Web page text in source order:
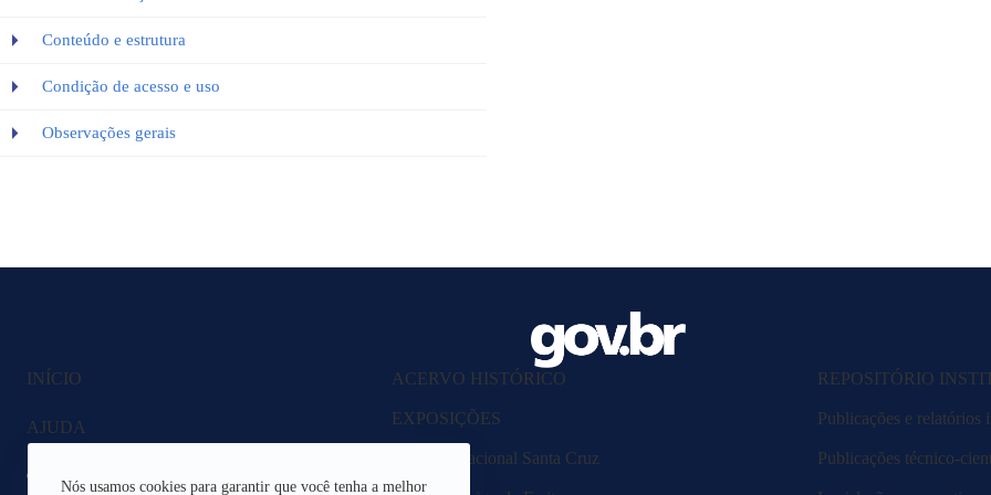
Nós usamos cookies para garantir que você tenha a melhor
Conteúdo e estrutura
Condição de acesso e uso
Observações gerais
INÍCIO
AJUDA
CANAIS DE ATENDIMENTO
ACERVO HISTÓRICO
EXPOSIÇÕES
Fazenda Nacional Santa Cruz
REPOSITÓRIO
Publicações e relatórios
Publicações técnico-